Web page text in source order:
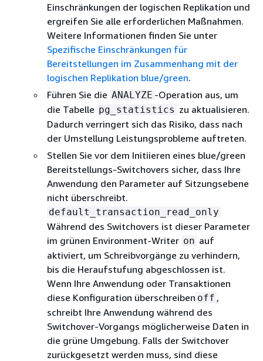
Einschränkungen der logischen Replikation und
ergreifen Sie alle erforderlichen Maßnahmen.
Weitere Informationen finden Sie unter
Spezifische Einschränkungen für
Bereitstellungen im Zusammenhang mit der
logischen Replikation blue/green.
Führen Sie die ANALYZE -Operation aus, um
die Tabelle pg_statistics zu aktualisieren.
Dadurch verringert sich das Risiko, dass nach
der Umstellung Leistungsprobleme auftreten.
Stellen Sie vor dem Initiieren eines blue/green
Bereitstellungs-Switchovers sicher, dass Ihre
Anwendung den Parameter auf Sitzungsebene
nicht überschreibt.
default_transaction_read_only
Während des Switchovers ist dieser Parameter
im grünen Environment-Writer on auf
aktiviert, um Schreibvorgänge zu verhindern,
bis die Heraufstufung abgeschlossen ist.
Wenn Ihre Anwendung oder Transaktionen
diese Konfiguration überschreiben off ,
schreibt Ihre Anwendung während des
Switchover-Vorgangs möglicherweise Daten in
die grüne Umgebung. Falls der Switchover
zurückgesetzt werden muss, sind diese